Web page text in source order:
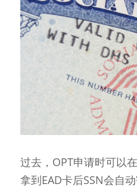
过去，OPT申请时可以
拿到EAD卡后SSN会自